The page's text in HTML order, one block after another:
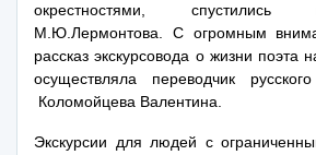
окрестностями,
М.Ю.Лермонтова. С огромным
рассказ экскурсовода о жизни поэта
осуществляла переводчик
Коломойцева Валентина.
Экскурсии для людей с